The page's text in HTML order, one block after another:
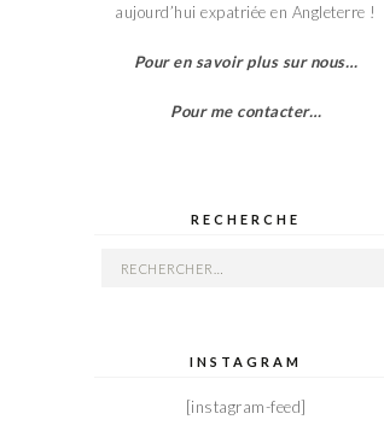
aujourd’hui expatriée en Angleterre !
Pour en savoir plus sur nous…
Pour me contacter…
RECHERCHE
Rechercher :
INSTAGRAM
[instagram-feed]